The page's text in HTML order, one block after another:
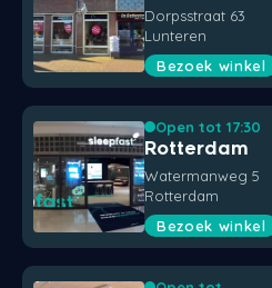
Dorpsstraat 63
Lunteren
Bezoek winkel
Open tot 17:30
Rotterdam
Watermanweg 5
Rotterdam
Bezoek winkel